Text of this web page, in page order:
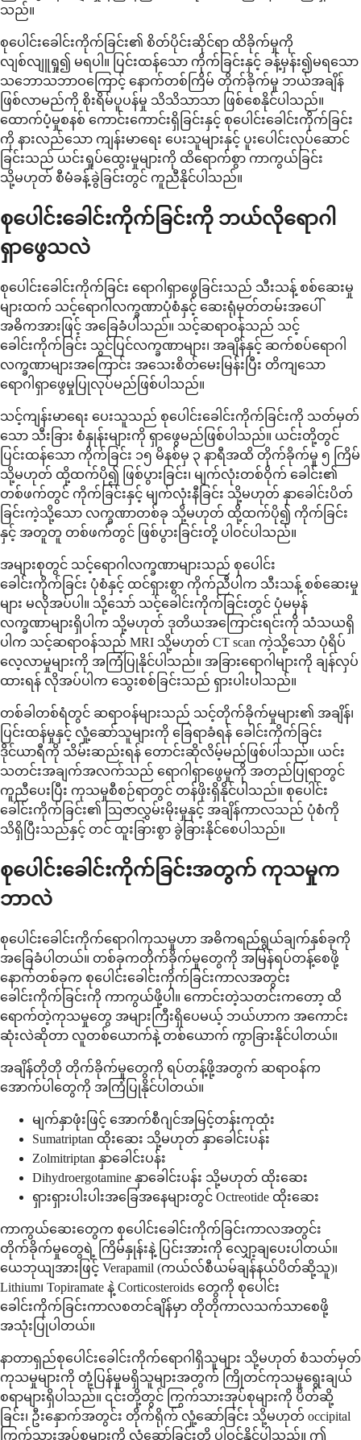
သည်။
စုပေါင်းခေါင်းကိုက်ခြင်း၏ စိတ်ပိုင်းဆိုင်ရာ ထိခိုက်မှုကို
လျစ်လျူရှု၍ မရပါ။ ပြင်းထန်သော ကိုက်ခြင်းနှင့် ခန့်မှန်း၍မရသော
သဘောသဘာဝကြောင့် နောက်တစ်ကြိမ် တိုက်ခိုက်မှု ဘယ်အချိန်
ဖြစ်လာမည်ကို စိုးရိမ်ပူပန်မှု သိသိသာသာ ဖြစ်စေနိုင်ပါသည်။
ထောက်ပံ့မှုစနစ် ကောင်းကောင်းရှိခြင်းနှင့် စုပေါင်းခေါင်းကိုက်ခြင်း
ကို နားလည်သော ကျန်းမာရေး ပေးသူများနှင့် ပူးပေါင်းလုပ်ဆောင်
ခြင်းသည် ယင်းရှုပ်ထွေးမှုများကို ထိရောက်စွာ ကာကွယ်ခြင်း
သို့မဟုတ် စီမံခန့်ခွဲခြင်းတွင် ကူညီနိုင်ပါသည်။
စုပေါင်းခေါင်းကိုက်ခြင်းကို ဘယ်လိုရောဂါ
ရှာဖွေသလဲ
စုပေါင်းခေါင်းကိုက်ခြင်း ရောဂါရှာဖွေခြင်းသည် သီးသန့် စစ်ဆေးမှု
များထက် သင့်ရောဂါလက္ခဏာပုံစံနှင့် ဆေးရုံမှတ်တမ်းအပေါ်
အဓိကအားဖြင့် အခြေခံပါသည်။ သင့်ဆရာဝန်သည် သင့်
ခေါင်းကိုက်ခြင်း သွင်ပြင်လက္ခဏာများ၊ အချိန်နှင့် ဆက်စပ်ရောဂါ
လက္ခဏာများအကြောင်း အသေးစိတ်မေးမြန်းပြီး တိကျသော
ရောဂါရှာဖွေမှုပြုလုပ်မည်ဖြစ်ပါသည်။
သင့်ကျန်းမာရေး ပေးသူသည် စုပေါင်းခေါင်းကိုက်ခြင်းကို သတ်မှတ်
သော သီးခြား စံနှုန်းများကို ရှာဖွေမည်ဖြစ်ပါသည်။ ယင်းတို့တွင်
ပြင်းထန်သော ကိုက်ခြင်း ၁၅ မိနစ်မှ ၃ နာရီအထိ တိုက်ခိုက်မှု ၅ ကြိမ်
သို့မဟုတ် ထို့ထက်ပို၍ ဖြစ်ပွားခြင်း၊ မျက်လုံးတစ်ဝိုက် ခေါင်း၏
တစ်ဖက်တွင် ကိုက်ခြင်းနှင့် မျက်လုံးနီခြင်း သို့မဟုတ် နှာခေါင်းပိတ်
ခြင်းကဲ့သို့သော လက္ခဏာတစ်ခု သို့မဟုတ် ထို့ထက်ပို၍ ကိုက်ခြင်း
နှင့် အတူတူ တစ်ဖက်တွင် ဖြစ်ပွားခြင်းတို့ ပါဝင်ပါသည်။
အများစုတွင် သင့်ရောဂါလက္ခဏာများသည် စုပေါင်း
ခေါင်းကိုက်ခြင်း ပုံစံနှင့် ထင်ရှားစွာ ကိုက်ညီပါက သီးသန့် စစ်ဆေးမှု
များ မလိုအပ်ပါ။ သို့သော် သင့်ခေါင်းကိုက်ခြင်းတွင် ပုံမမှန်
လက္ခဏာများရှိပါက သို့မဟုတ် ဒုတိယအကြောင်းရင်းကို သံသယရှိ
ပါက သင့်ဆရာဝန်သည် MRI သို့မဟုတ် CT scan ကဲ့သို့သော ပုံရိပ်
လေ့လာမှုများကို အကြံပြုနိုင်ပါသည်။ အခြားရောဂါများကို ချန်လှပ်
ထားရန် လိုအပ်ပါက သွေးစစ်ခြင်းသည် ရှားပါးပါသည်။
တစ်ခါတစ်ရံတွင် ဆရာဝန်များသည် သင့်တိုက်ခိုက်မှုများ၏ အချိန်၊
ပြင်းထန်မှုနှင့် လှုံ့ဆော်သူများကို ခြေရာခံရန် ခေါင်းကိုက်ခြင်း
ဒိုင်ယာရီကို သိမ်းဆည်းရန် တောင်းဆိုလိမ့်မည်ဖြစ်ပါသည်။ ယင်း
သတင်းအချက်အလက်သည် ရောဂါရှာဖွေမှုကို အတည်ပြုရာတွင်
ကူညီပေးပြီး ကုသမှုစီစဉ်ရာတွင် တန်ဖိုးရှိနိုင်ပါသည်။ စုပေါင်း
ခေါင်းကိုက်ခြင်း၏ သြဇာလွှမ်းမိုးမှုနှင့် အချိန်ကာလသည် ပုံစံကို
သိရှိပြီးသည်နှင့် တင် ထူးခြားစွာ ခွဲခြားနိုင်စေပါသည်။
စုပေါင်းခေါင်းကိုက်ခြင်းအတွက် ကုသမှုက
ဘာလဲ
စုပေါင်းခေါင်းကိုက်ရောဂါကုသမှုဟာ အဓိကရည်ရွယ်ချက်နှစ်ခုကို
အခြေခံပါတယ်။ တစ်ခုကတိုက်ခိုက်မှုတွေကို အမြန်ရပ်တန့်စေဖို့
နောက်တစ်ခုက စုပေါင်းခေါင်းကိုက်ခြင်းကာလအတွင်း
ခေါင်းကိုက်ခြင်းကို ကာကွယ်ဖို့ပါ။ ကောင်းတဲ့သတင်းကတော့ ထိ
ရောက်တဲ့ကုသမှုတွေ အများကြီးရှိပေမယ့် ဘယ်ဟာက အကောင်း
ဆုံးလဲဆိုတာ လူတစ်ယောက်နဲ့ တစ်ယောက် ကွာခြားနိုင်ပါတယ်။
အချိန်တိုတို တိုက်ခိုက်မှုတွေကို ရပ်တန့်ဖို့အတွက် ဆရာဝန်က
အောက်ပါတွေကို အကြံပြုနိုင်ပါတယ်။
မျက်နှာဖုံးဖြင့် အောက်စီဂျင်အမြင့်တန်းကုထုံး
Sumatriptan ထိုးဆေး သို့မဟုတ် နှာခေါင်းပန်း
Zolmitriptan နှာခေါင်းပန်း
Dihydroergotamine နှာခေါင်းပန်း သို့မဟုတ် ထိုးဆေး
ရှားရှားပါးပါးအခြေအနေများတွင် Octreotide ထိုးဆေး
ကာကွယ်ဆေးတွေက စုပေါင်းခေါင်းကိုက်ခြင်းကာလအတွင်း
တိုက်ခိုက်မှုတွေရဲ့ ကြိမ်နှုန်းနဲ့ ပြင်းအားကို လျှော့ချပေးပါတယ်။
ယေဘုယျအားဖြင့် Verapamil (ကယ်လ်စီယမ်ချန်နယ်ပိတ်ဆို့သူ)၊
Lithium၊ Topiramate နဲ့ Corticosteroids တွေကို စုပေါင်း
ခေါင်းကိုက်ခြင်းကာလစတင်ချိန်မှာ တိုတိုကာလသက်သာစေဖို့
အသုံးပြုပါတယ်။
နာတာရှည်စုပေါင်းခေါင်းကိုက်ရောဂါရှိသူများ သို့မဟုတ် စံသတ်မှတ်
ကုသမှုများကို တုံ့ပြန်မှုမရှိသူများအတွက် ကြိုတင်ကုသမှုရွေးချယ်
စရာများရှိပါသည်။ ၎င်းတို့တွင် ကြွက်သားအုပ်စုများကို ပိတ်ဆို့
ခြင်း၊ ဦးနှောက်အတွင်း တိုက်ရိုက် လှုံ့ဆော်ခြင်း သို့မဟုတ် occipital
ကြွက်သားအုပ်စုများကို လှုံ့ဆော်ခြင်းတို့ ပါဝင်နိုင်ပါသည်။ ဤ